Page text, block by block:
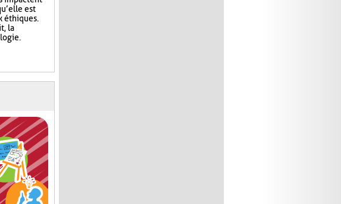
est
éthiques.
la